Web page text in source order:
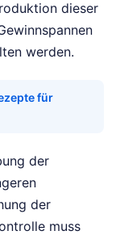
dieser
werden.
für
der
der
muss